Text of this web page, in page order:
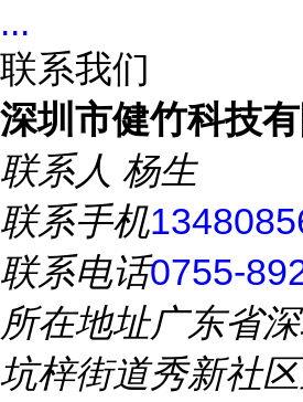
...
联系我们
深圳市健竹科技
联系人 杨生
联系手机
联系电话0755-
所在地址广东省
坑梓街道秀新社